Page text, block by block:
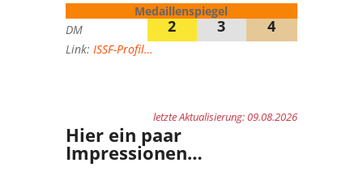
Medaillenspiegel
DM
2 3 4
Link: ISSF-Profil…
letzte Aktualisierung: 09.08.2026
Hier ein paar
Impressionen…